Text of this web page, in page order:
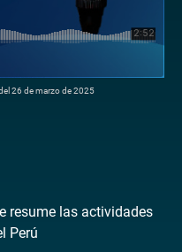
26 de marzo de 2025
resume las actividades
Perú